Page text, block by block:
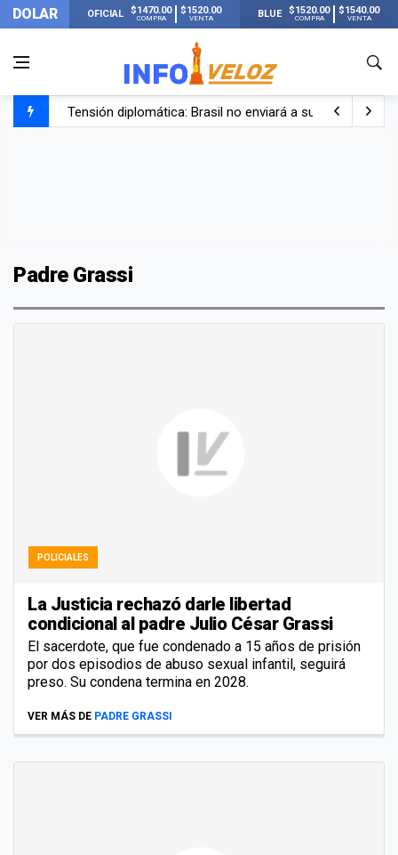
DOLAR OFICIAL $1470.00
COMPRA
$1520.00
VENTA BLUE $1520.00
COMPRA
$1540.00
VENTA
Tensión diplomática: Brasil no enviará a su embajador
Padre Grassi
POLICIALES
La Justicia rechazó darle libertad
condicional al padre Julio César Grassi
El sacerdote, que fue condenado a 15 años de prisión
por dos episodios de abuso sexual infantil, seguirá
preso. Su condena termina en 2028.
VER MÁS DE PADRE GRASSI